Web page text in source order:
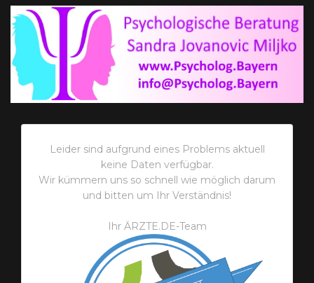
Leider sind aufgrund eines Problems aktuell
keine Daten verfügbar.
Wir kümmern uns so schnell wie möglich darum
und bitten um Ihr Verständnis!
Ihr ÄRZTE.DE-Team